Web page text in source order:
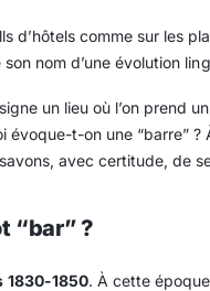
d’hôtels comme sur les
nom d’une évolution
un lieu où l’on prend
évoque-t-on une
avec certitude, de
“bar” ?
1830-1850. À cette